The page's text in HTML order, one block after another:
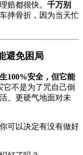
赔都很快。 千万别
摔骨折，因为当天忙
避免困局
100%安全，但它能
它不是为了咒自己倒
、更硬气地面对未
可以决定有没有做好